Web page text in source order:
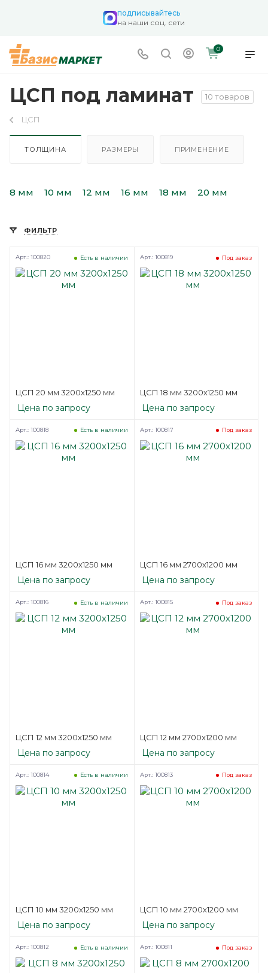
подписывайтесь
на наши соц. сети
0
ЦСП под ламинат 10 товаров
ЦСП
ТОЛЩИНА РАЗМЕРЫ ПРИМЕНЕНИЕ
8 мм 10 мм 12 мм 16 мм 18 мм 20 мм
ФИЛЬТР
ЦСП 20 мм 3200х1250 мм
Есть в наличии
Арт.: 100820
Цена по запросу
ЦСП 18 мм 3200х1250 мм
Под заказ
Арт.: 100819
Цена по запросу
ЦСП 16 мм 3200х1250 мм
Есть в наличии
Арт.: 100818
Цена по запросу
ЦСП 16 мм 2700х1200 мм
Под заказ
Арт.: 100817
Цена по запросу
ЦСП 12 мм 3200х1250 мм
Есть в наличии
Арт.: 100816
Цена по запросу
ЦСП 12 мм 2700х1200 мм
Под заказ
Арт.: 100815
Цена по запросу
ЦСП 10 мм 3200х1250 мм
Есть в наличии
Арт.: 100814
Цена по запросу
ЦСП 10 мм 2700х1200 мм
Под заказ
Арт.: 100813
Цена по запросу
Есть в наличии
Арт.: 100812 Под заказ
Арт.: 100811